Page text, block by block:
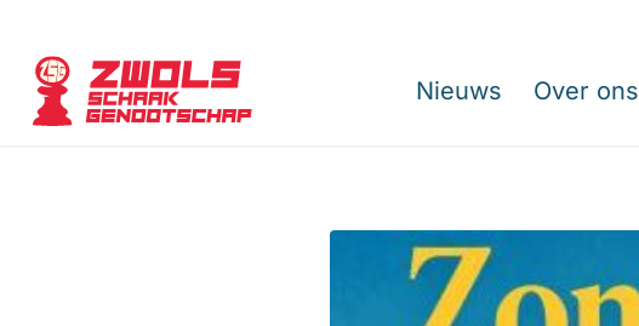
Nieuws Over ons